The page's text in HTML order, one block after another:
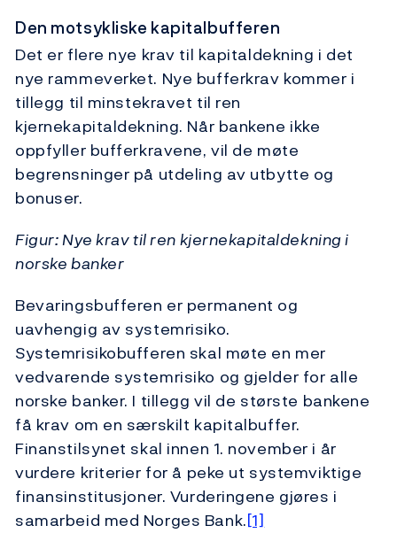
Den motsykliske kapitalbufferen
Det er flere nye krav til kapitaldekning i det
nye rammeverket. Nye bufferkrav kommer i
tillegg til minstekravet til ren
kjernekapitaldekning. Når bankene ikke
oppfyller bufferkravene, vil de møte
begrensninger på utdeling av utbytte og
bonuser.
Figur: Nye krav til ren kjernekapitaldekning i
norske banker
Bevaringsbufferen er permanent og
uavhengig av systemrisiko.
Systemrisikobufferen skal møte en mer
vedvarende systemrisiko og gjelder for alle
norske banker. I tillegg vil de største bankene
få krav om en særskilt kapitalbuffer.
Finanstilsynet skal innen 1. november i år
vurdere kriterier for å peke ut systemviktige
finansinstitusjoner. Vurderingene gjøres i
samarbeid med Norges Bank.[1]